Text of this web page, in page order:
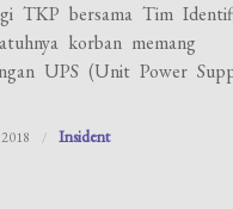
TKP bersama Tim
korban memang
UPS (Unit Power
Insident